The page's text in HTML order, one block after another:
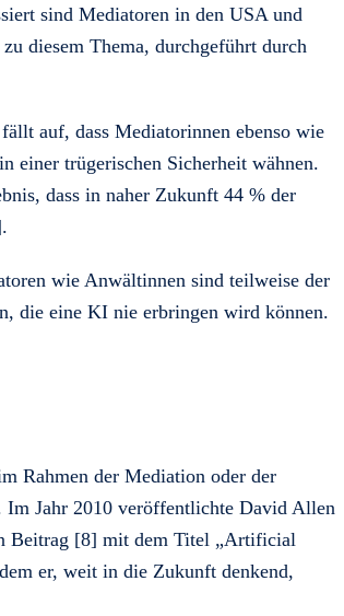
sind Mediatoren in den USA und
diesem Thema, durchgeführt durch
auf, dass Mediatorinnen ebenso wie
einer trügerischen Sicherheit wähnen.
dass in naher Zukunft 44 % der
wie Anwältinnen sind teilweise der
die eine KI nie erbringen wird können.
Rahmen der Mediation oder der
Im Jahr 2010 veröffentlichte David Allen
Beitrag [8] mit dem Titel „Artificial
er, weit in die Zukunft denkend,